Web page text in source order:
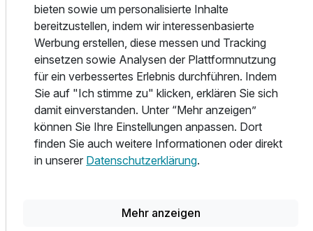
Die Sperre – ein Ort, an dem wir Sie mit ehrlichem Genuss
und besonderen Momenten begeistern möchten.
Wellness & Freizeit
Die Erholung in der Sperre entsteht vor allem durch Ruhe,
Natur und die entspannte Lage am Rand von
Siedlinghausen. Ein klassischer Wellnessbereich mit Sauna
oder Pool wird nicht in den Mittelpunkt gestellt; stattdessen
beginnt die Auszeit direkt vor der Tür. Nach einem aktiven
Tag in den Bergen, auf Wanderwegen oder Radrouten
für Wanderungen, Nordic Walking, Radtouren und
Motorrad-Ausflüge. Für Radfahrer und Motorradfreunde ist
bieten sowie um personalisierte Inhalte
bereitzustellen, indem wir interessenbasierte
Werbung erstellen, diese messen und Tracking
einsetzen sowie Analysen der Plattformnutzung
für ein verbessertes Erlebnis durchführen. Indem
Sie auf "Ich stimme zu" klicken, erklären Sie sich
damit einverstanden. Unter “Mehr anzeigen”
können Sie Ihre Einstellungen anpassen. Dort
finden Sie auch weitere Informationen oder direkt
in unserer Datenschutzerklärung.
Mehr anzeigen